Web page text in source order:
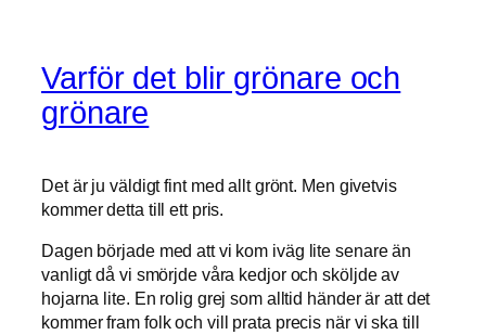
Varför det blir grönare och
grönare
Det är ju väldigt fint med allt grönt. Men givetvis
kommer detta till ett pris.
Dagen började med att vi kom iväg lite senare än
vanligt då vi smörjde våra kedjor och sköljde av
hojarna lite. En rolig grej som alltid händer är att det
kommer fram folk och vill prata precis när vi ska till